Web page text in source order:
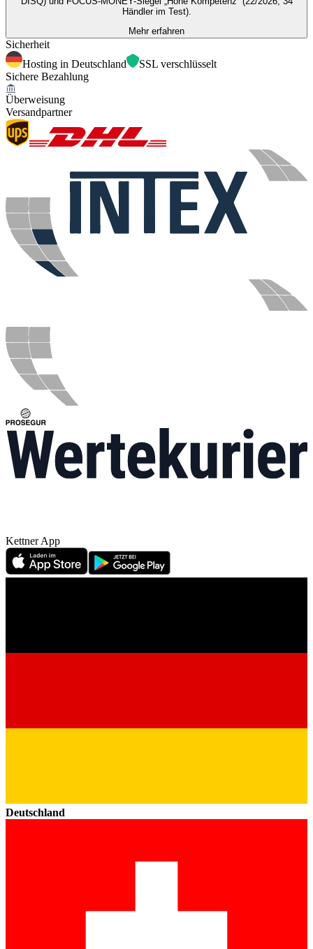
Händler im Test).
Mehr erfahren
Sicherheit
Hosting in Deutschland
SSL verschlüsselt
Sichere Bezahlung
Überweisung
Versandpartner
Kettner App
Deutschland